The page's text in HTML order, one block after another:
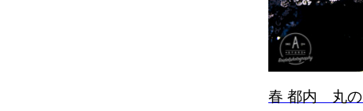
春 都内 丸の内ロケーションフォト